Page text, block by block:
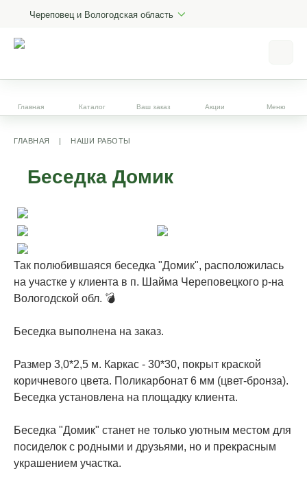
Череповец и Вологодская область
Главная Каталог Ваш заказ Акции Меню
ГЛАВНАЯ | НАШИ РАБОТЫ
Беседка Домик
Так полюбившаяся беседка "Домик", расположилась
на участке у клиента в п. Шайма Череповецкого р-на
Вологодской обл. 💣
Беседка выполнена на заказ.
Размер 3,0*2,5 м. Каркас - 30*30, покрыт краской
коричневого цвета. Поликарбонат 6 мм (цвет-бронза).
Беседка установлена на площадку клиента.
Беседка "Домик" станет не только уютным местом для
посиделок с родными и друзьями, но и прекрасным
украшением участка.